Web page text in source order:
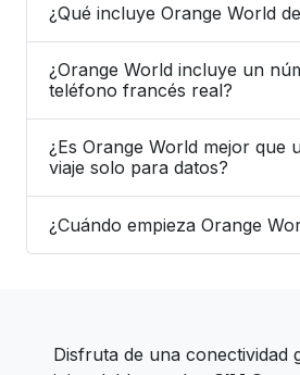
¿Qué incluye Orange World
¿Orange World incluye un
teléfono francés real?
¿Es Orange World mejor que
viaje solo para datos?
¿Cuándo empieza Orange
Disfruta de una conectividad